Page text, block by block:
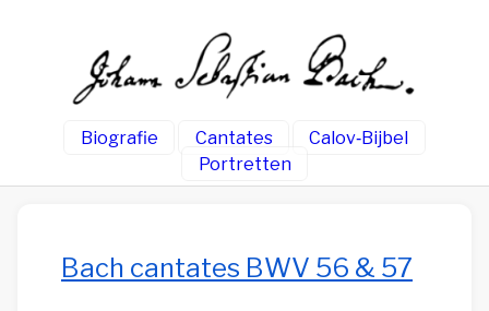
Biografie Cantates
Calov‑Bijbel
Portretten
Bach cantates BWV 56 & 57